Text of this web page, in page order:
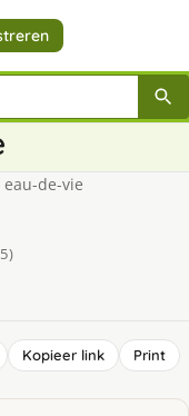
de-vie
Kopieer link Print